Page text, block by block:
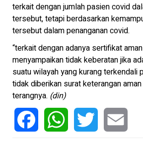
terkait dengan jumlah pasien covid
tersebut, tetapi berdasarkan
tersebut dalam penanganan covid.
“terkait dengan adanya sertifikat
menyampaikan tidak keberatan jika
suatu wilayah yang kurang terkendali
tidak diberikan surat keterangan
terangnya. (din)